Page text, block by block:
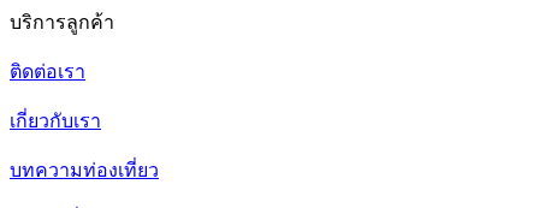
บริการลูกค้า
ติดต่อเรา
เกี่ยวกับเรา
บทความท่องเที่ยว